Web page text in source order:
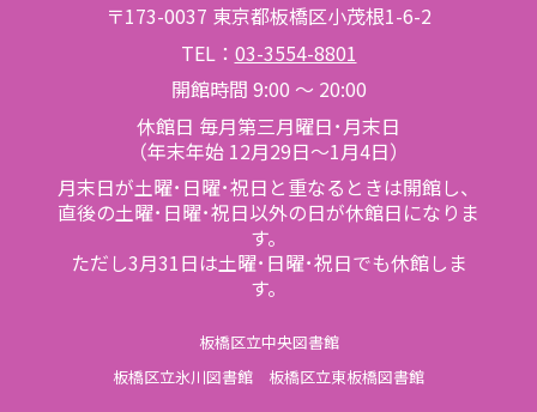
〒173-0037 東京都板橋区小茂根1-6-2
TEL： 03-3554-8801
開館時間 9:00 ～ 20:00
休館日 毎月第三月曜日･月末日
（年末年始 12月29日～1月4日）
月末日が土曜･日曜･祝日と重なるときは開館し、
直後の土曜･日曜･祝日以外の日が休館日になりま
す。
ただし3月31日は土曜･日曜･祝日でも休館しま
す。
板橋区立中央図書館
板橋区立氷川図書館
板橋区立東板橋図書館